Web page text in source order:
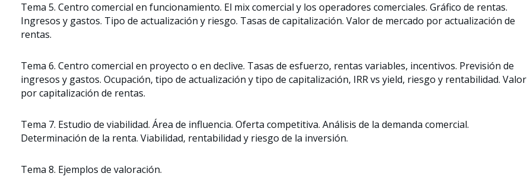
Tema 5. Centro comercial en funcionamiento. El mix comercial y los operadores comerciales. Gráfico de rentas.
Ingresos y gastos. Tipo de actualización y riesgo. Tasas de capitalización. Valor de mercado por actualización de
rentas.
Tema 6. Centro comercial en proyecto o en declive. Tasas de esfuerzo, rentas variables, incentivos. Previsión de
ingresos y gastos. Ocupación, tipo de actualización y tipo de capitalización, IRR vs yield, riesgo y rentabilidad. Valor
por capitalización de rentas.
Tema 7. Estudio de viabilidad. Área de influencia. Oferta competitiva. Análisis de la demanda comercial.
Determinación de la renta. Viabilidad, rentabilidad y riesgo de la inversión.
Tema 8. Ejemplos de valoración.